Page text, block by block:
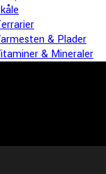
& Plader
& Mineraler